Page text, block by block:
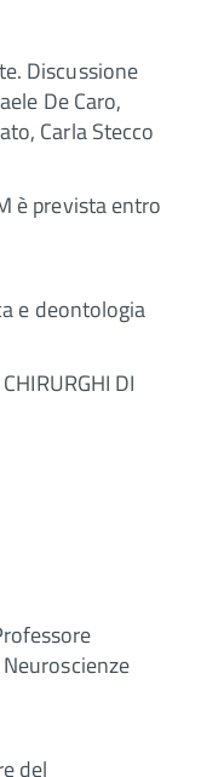
Discussione
De Caro,
Carla Stecco
è prevista entro
e deontologia
DI
del